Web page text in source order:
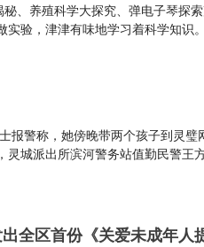
秘、养殖科学大探究、弹电子琴
验，津津有味地学习着科学知识
报警称，她傍晚带两个孩子到灵璧
城派出所滨河警务站值勤民警王
全区首份《关爱未成年人